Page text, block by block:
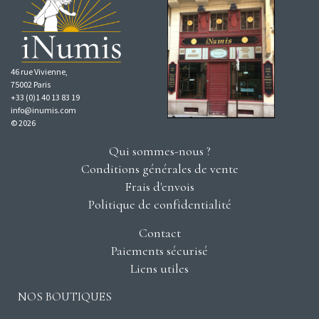
46 rue Vivienne,
75002 Paris
+33 (0)1 40 13 83 19
info@inumis.com
© 2026
Qui sommes-nous ?
Conditions générales de vente
Frais d'envois
Politique de confidentialité
Contact
Paiements sécurisé
Liens utiles
NOS BOUTIQUES